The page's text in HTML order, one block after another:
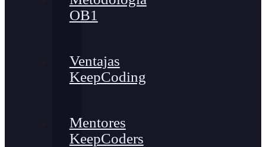
OB1
Ventajas
KeepCoding
Mentores
KeepCoders